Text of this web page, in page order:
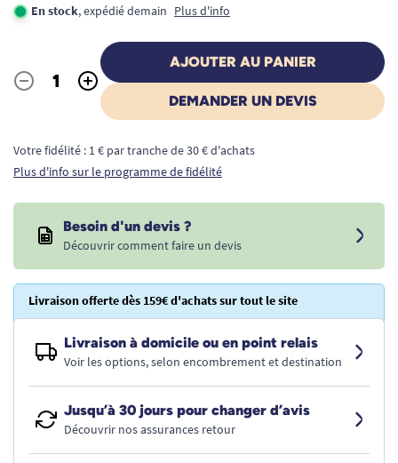
En stock, expédié demain Plus d'info
Quantité
- +
AJOUTER AU PANIER
DEMANDER UN DEVIS
Votre fidélité : 1 € par tranche de 30 € d'achats
Plus d'info sur le programme de fidélité
Besoin d'un devis ?
Découvrir comment faire un devis
Livraison offerte dès 159€ d'achats sur tout le site
Livraison à domicile ou en point relais
Voir les options, selon encombrement et destination
Jusqu’à 30 jours pour changer d’avis
Découvrir nos assurances retour